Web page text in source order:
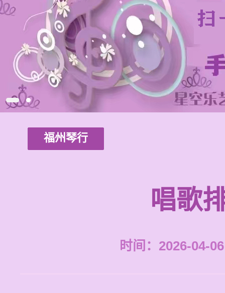
福州琴行
唱歌
时间：2026-04-